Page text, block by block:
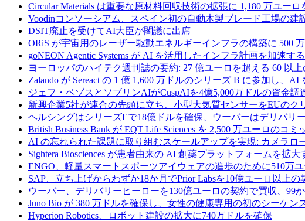
Circular Materials は重要な原材料回収技術の拡張に 1,180 万ユーロ
Voodinコンソーシアム、スペイン初の自動木製ブレード工場の建
DSIT廃止を受けてAI大臣が閣議に出席
ORiS が宇宙用のレーザー駆動エネルギーインフラの構築に 500
goNEON Agentic Systems が AI を活用したインフラ計画を加速す
ヨーロッパのハイテク週刊誌の要約: 27 億ユーロを超える 60 以上
Zalando が Sereact の 1 億 1,600 万ドルのシリーズ B に参加し、
ジェフ・ベゾスとソブリンAIがCuspAIを4億5,000万ドルの資金調
新興企業5社が連合の先頭に立ち、小型大気質センサーをEUのク
ヘルシングはシリーズEで18億ドルを確保、ウーバーはデリバリ
British Business Bank が EQT Life Sciences を 2,500 万ユーロのコ
AI の忘れられた課題に取り組むスケールアップを実現: カメラロ
Sightera Biosciences が患者由来の AI 創薬プラットフォームを拡
ENGO、軽量スマートスポーツアイウェアの進歩のために510万
SAP、立ち上げからわずか18か月でPrior Labsを10億ユーロ以上の
ウーバー、デリバリーヒーローを130億ユーロの契約で買収、99
Juno Bio が 380 万ドルを確保し、女性の健康専用の初のシーケン
Hyperion Robotics、ロボット建設の拡大に740万ドルを確保